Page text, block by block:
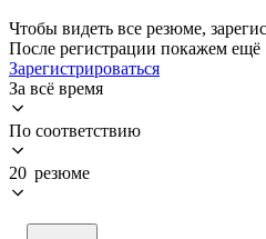
Чтобы видеть все резюме,
После регистрации покажем ещё
Зарегистрироваться
За всё время
По соответствию
20 резюме